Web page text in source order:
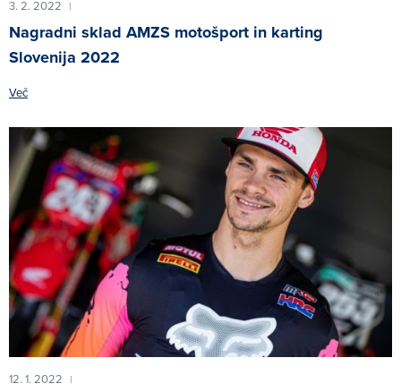
3. 2. 2022 |
Nagradni sklad AMZS motošport in karting
Slovenija 2022
Več
12. 1. 2022 |